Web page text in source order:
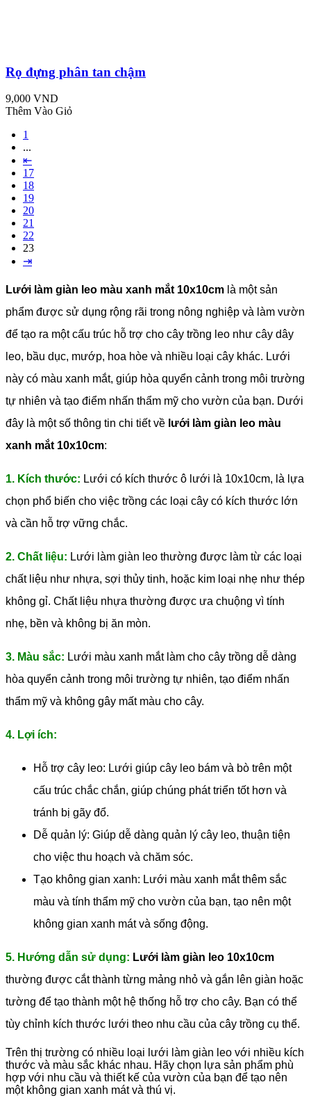
Rọ đựng phân tan chậm
9,000 VND
Thêm Vào Giỏ
1
...
⇤
17
18
19
20
21
22
23
⇥
Lưới làm giàn leo màu xanh mắt 10x10cm là một sản
phẩm được sử dụng rộng rãi trong nông nghiệp và làm vườn
để tạo ra một cấu trúc hỗ trợ cho cây trồng leo như cây dây
leo, bầu dục, mướp, hoa hòe và nhiều loại cây khác. Lưới
này có màu xanh mắt, giúp hòa quyển cảnh trong môi trường
tự nhiên và tạo điểm nhấn thẩm mỹ cho vườn của bạn. Dưới
đây là một số thông tin chi tiết về lưới làm giàn leo màu
xanh mắt 10x10cm:
1. Kích thước: Lưới có kích thước ô lưới là 10x10cm, là lựa
chọn phổ biến cho việc trồng các loại cây có kích thước lớn
và cần hỗ trợ vững chắc.
2. Chất liệu: Lưới làm giàn leo thường được làm từ các loại
chất liệu như nhựa, sợi thủy tinh, hoặc kim loại nhẹ như thép
không gỉ. Chất liệu nhựa thường được ưa chuộng vì tính
nhẹ, bền và không bị ăn mòn.
3. Màu sắc: Lưới màu xanh mắt làm cho cây trồng dễ dàng
hòa quyển cảnh trong môi trường tự nhiên, tạo điểm nhấn
thẩm mỹ và không gây mất màu cho cây.
4. Lợi ích:
Hỗ trợ cây leo: Lưới giúp cây leo bám và bò trên một
cấu trúc chắc chắn, giúp chúng phát triển tốt hơn và
tránh bị gãy đổ.
Dễ quản lý: Giúp dễ dàng quản lý cây leo, thuận tiện
cho việc thu hoạch và chăm sóc.
Tạo không gian xanh: Lưới màu xanh mắt thêm sắc
màu và tính thẩm mỹ cho vườn của bạn, tạo nên một
không gian xanh mát và sống động.
5. Hướng dẫn sử dụng: Lưới làm giàn leo 10x10cm
thường được cắt thành từng mảng nhỏ và gắn lên giàn hoặc
tường để tạo thành một hệ thống hỗ trợ cho cây. Bạn có thể
tùy chỉnh kích thước lưới theo nhu cầu của cây trồng cụ thể.
Trên thị trường có nhiều loại lưới làm giàn leo với nhiều kích
thước và màu sắc khác nhau. Hãy chọn lựa sản phẩm phù
hợp với nhu cầu và thiết kế của vườn của bạn để tạo nên
một không gian xanh mát và thú vị.